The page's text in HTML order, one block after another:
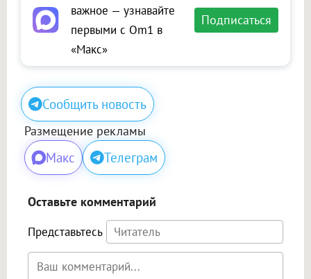
важное — узнавайте
первыми с Om1 в
«Макс»
Подписаться
Сообщить новость
Размещение рекламы
Макс Телеграм
Оставьте комментарий
Представьтесь